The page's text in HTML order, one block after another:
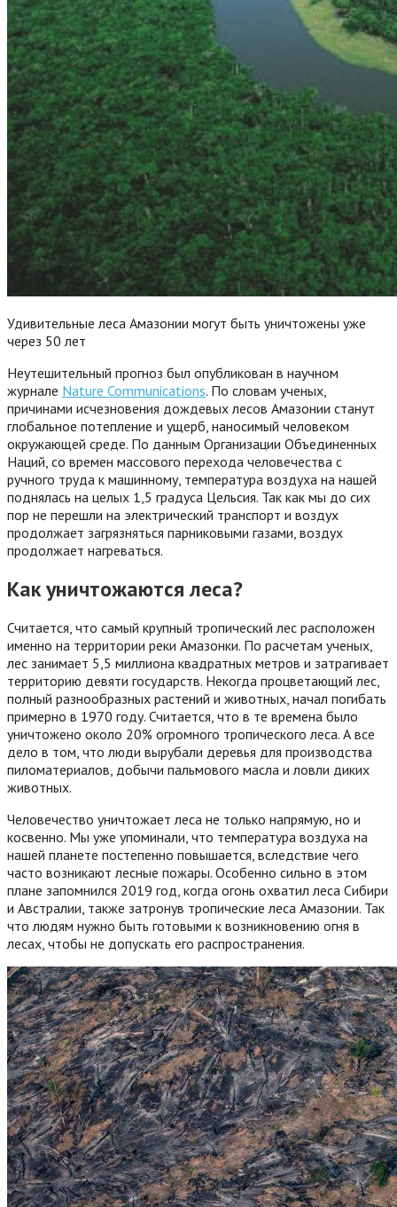
Удивительные леса Амазонии могут быть уничтожены уже
через 50 лет
Неутешительный прогноз был опубликован в научном
журнале Nature Communications. По словам ученых,
причинами исчезновения дождевых лесов Амазонии станут
глобальное потепление и ущерб, наносимый человеком
окружающей среде. По данным Организации Объединенных
Наций, со времен массового перехода человечества с
ручного труда к машинному, температура воздуха на нашей
поднялась на целых 1,5 градуса Цельсия. Так как мы до сих
пор не перешли на электрический транспорт и воздух
продолжает загрязняться парниковыми газами, воздух
продолжает нагреваться.
Как уничтожаются леса?
Считается, что самый крупный тропический лес расположен
именно на территории реки Амазонки. По расчетам ученых,
лес занимает 5,5 миллиона квадратных метров и затрагивает
территорию девяти государств. Некогда процветающий лес,
полный разнообразных растений и животных, начал погибать
примерно в 1970 году. Считается, что в те времена было
уничтожено около 20% огромного тропического леса. А все
дело в том, что люди вырубали деревья для производства
пиломатериалов, добычи пальмового масла и ловли диких
животных.
Человечество уничтожает леса не только напрямую, но и
косвенно. Мы уже упоминали, что температура воздуха на
нашей планете постепенно повышается, вследствие чего
часто возникают лесные пожары. Особенно сильно в этом
плане запомнился 2019 год, когда огонь охватил леса Сибири
и Австралии, также затронув тропические леса Амазонии. Так
что людям нужно быть готовыми к возникновению огня в
лесах, чтобы не допускать его распространения.